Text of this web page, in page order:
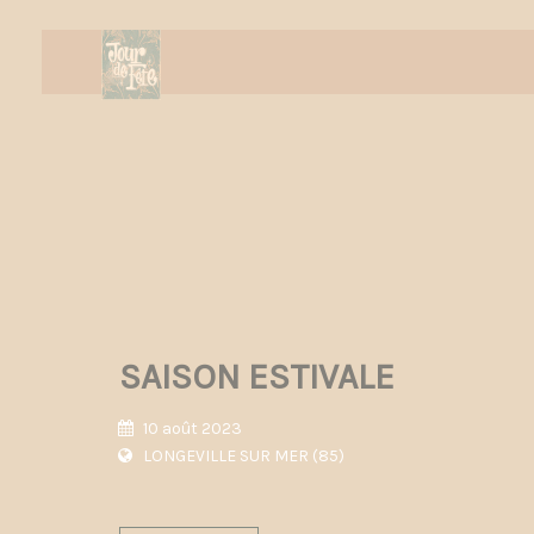
SAISON ESTIVALE
10 août 2023
LONGEVILLE SUR MER (85)